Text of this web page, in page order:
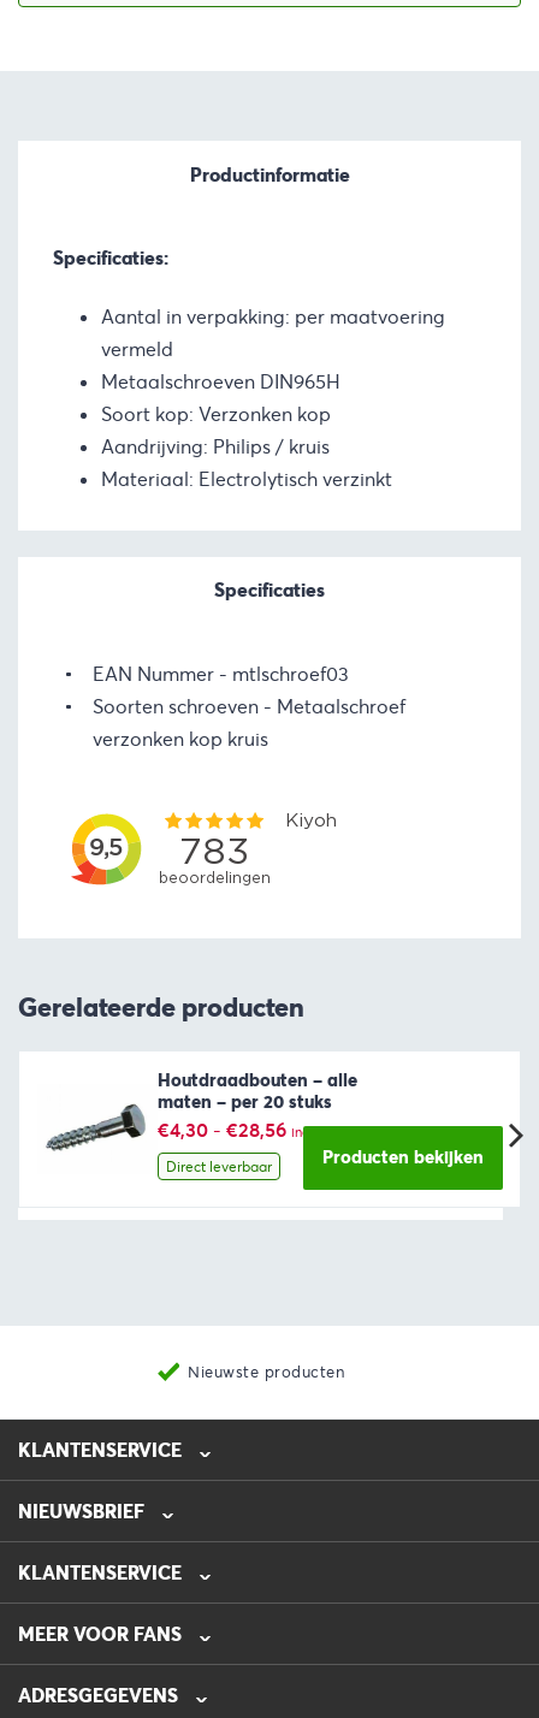
Productinformatie
Specificaties:
Aantal in verpakking: per maatvoering
vermeld
Metaalschroeven DIN965H
Soort kop: Verzonken kop
Aandrijving: Philips / kruis
Materiaal: Electrolytisch verzinkt
Specificaties
EAN Nummer
mtlschroef03
Soorten schroeven
Metaalschroef
verzonken kop kruis
Gerelateerde producten
Houtdraadbouten – alle
maten – per 20 stuks
€4,30 - €28,56Prijsklasse:
€4,30
€28,56
incl. BTW
Direct leverbaar Producten bekijken
Nieuwste producten
KLANTENSERVICE
0475-218632
info@automotive-line.nl
NIEUWSBRIEF
KLANTENSERVICE
Bestellen
Betalen
Verzenden
Retourneren
MEER VOOR FANS
Veelgestelde vragen – FAQ
Blog
ADRESGEGEVENS